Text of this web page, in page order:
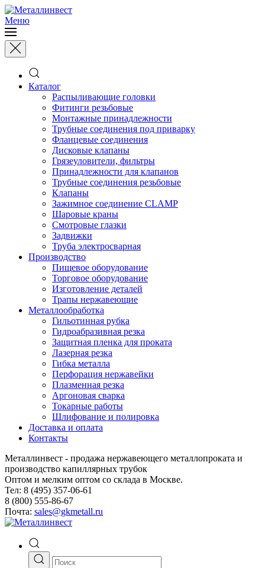
Меню
Каталог
Распыливающие головки
Фитинги резьбовые
Монтажные принадлежности
Трубные соединения под приварку
Фланцевые соединения
Дисковые клапаны
Грязеуловители, фильтры
Принадлежности для клапанов
Трубные соединения резьбовые
Клапаны
Зажимное соединение CLAMP
Шаровые краны
Смотровые глазки
Задвижки
Труба электросварная
Производство
Пищевое оборудование
Торговое оборудование
Изготовление деталей
Трапы нержавеющие
Металлообработка
Гильотинная рубка
Гидроабразивная резка
Защитная пленка для проката
Лазерная резка
Гибка металла
Перфорация нержавейки
Плазменная резка
Аргоновая сварка
Токарные работы
Шлифование и полировка
Доставка и оплата
Контакты
Металлинвест - продажа нержавеющего металлопроката и
производство капиллярных трубок
Оптом и мелким оптом со склада в Москве.
Тел: 8 (495) 357-06-61
8 (800) 555-86-67
Почта: sales@gkmetall.ru